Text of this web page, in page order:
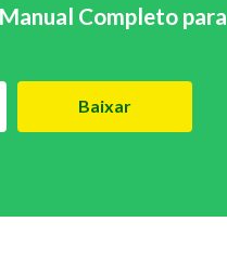
Manual Completo para
Baixar